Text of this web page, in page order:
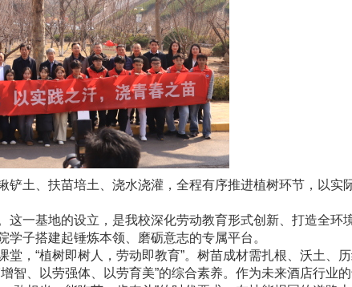
土、扶苗培土、浇水浇灌，全程有序推进植树环节，以实
这一基地的设立，是我校深化劳动教育形式创新、打造全环
子搭建起锤炼本领、磨砺意志的专属平台。
，“植树即树人，劳动即教育”。树苗成材需扎根、沃土、
智、以劳强体、以劳育美”的综合素养。作为未来酒店行业的